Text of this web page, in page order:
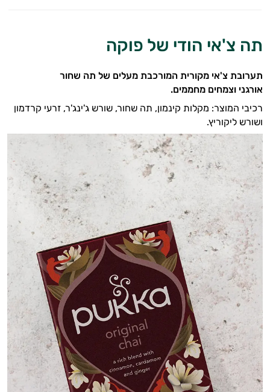
ממתיקים
חטיפים
ומזון
סמודי'ס
שמנים
משקאות
בריאות
תה צ'אי הודי של פוקה
תערובת צ'אי מקורית המורכבת מעלים של תה שחור
אורגני וצמחים מחממים.
רכיבי המוצר: מקלות קינמון, תה שחור, שורש ג'ינג'ר, זרעי קרדמון
ושורש ליקוריץ.